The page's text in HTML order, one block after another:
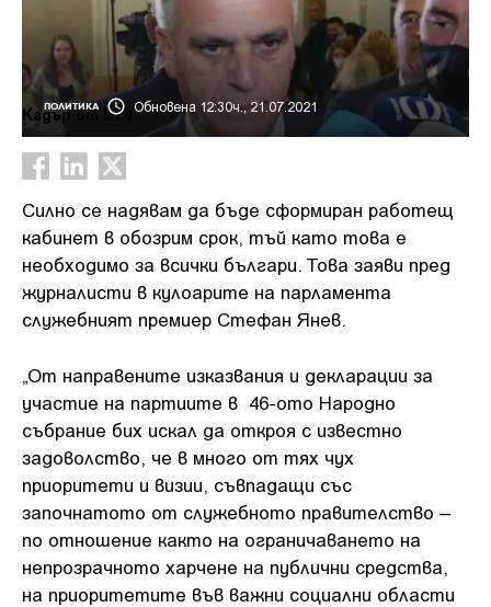
ПОЛИТИКА Обновена 12:30ч., 21.07.2021
Кадър от bTV
Силно се надявам да бъде сформиран работещ
кабинет в обозрим срок, тъй като това е
необходимо за всички българи. Това заяви пред
журналисти в кулоарите на парламента
служебният премиер Стефан Янев.
„От направените изказвания и декларации за
участие на партиите в 46-ото Народно
събрание бих искал да откроя с известно
задоволство, че в много от тях чух
приоритети и визии, съвпадащи със
започнатото от служебното правителство –
по отношение както на ограничаването на
непрозрачното харчене на публични средства,
на приоритетите във важни социални области